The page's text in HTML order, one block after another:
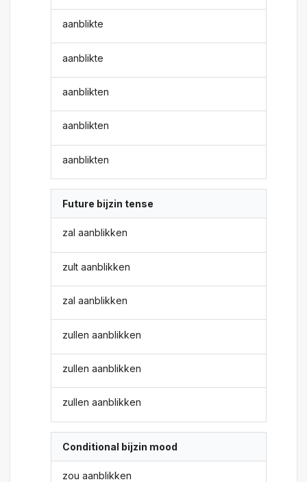
aanblikte
aanblikte
aanblikten
aanblikten
aanblikten
Future bijzin tense
zal aanblikken
zult aanblikken
zal aanblikken
zullen aanblikken
zullen aanblikken
zullen aanblikken
Conditional bijzin mood
zou aanblikken